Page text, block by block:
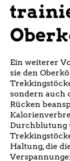
Ein weiterer
sie den
sondern auch
Rücken
Durchblutung
Haltung, die